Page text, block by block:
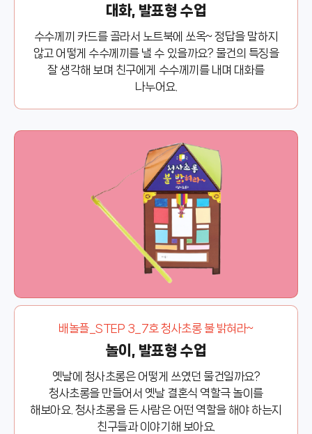
대화, 발표형 수업
수수께끼 카드를 골라서 노트북에 쏘옥~ 정답을 말하지
않고 어떻게 수수께끼를 낼 수 있을까요? 물건의 특징을
잘 생각해 보며 친구에게 수수께끼를 내며 대화를
나누어요.
배놀플_STEP 3_7호 청사초롱 불 밝혀라~
놀이, 발표형 수업
옛날에 청사초롱은 어떻게 쓰였던 물건일까요?
청사초롱을 만들어서 옛날 결혼식 역할극 놀이를
해보아요. 청사초롱을 든 사람은 어떤 역할을 해야 하는지
친구들과 이야기해 보아요.